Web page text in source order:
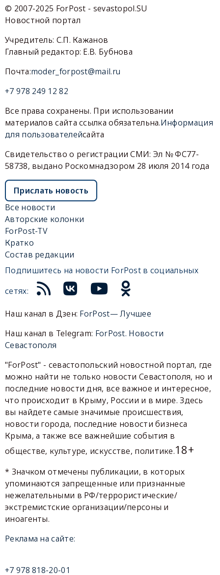
© 2007-2025 ForPost - sevastopol.SU
Новостной портал
Учредитель: С.П. Кажанов
Главный редактор: Е.В. Бубнова
Почта:moder_forpost@mail.ru
+7 978 249 12 82
Все права сохранены. При использовании
материалов сайта ссылка обязательна.Информация
для пользователейсайта
Свидетельство о регистрации СМИ: Эл № ФС77-
58738, выдано Роскомнадзором 28 июля 2014 года
Прислать новость
Все новости
Авторские колонки
ForPost-TV
Кратко
Состав редакции
Подпишитесь на новости ForPost в социальных
сетях:
Наш канал в Дзен: ForPost— Лучшее
Наш канал в Telegram: ForPost. Новости
Севастополя
"ForPost" - севастопольский новостной портал, где
можно найти не только новости Севастополя, но и
последние новости дня, все важное и интересное,
что происходит в Крыму, России и в мире. Здесь
вы найдете самые значимые происшествия,
новости города, последние новости бизнеса
Крыма, а также все важнейшие события в
обществе, культуре, искусстве, политике.18+
* Значком отмечены публикации, в которых
упоминаются запрещенные или признанные
нежелательными в РФ/террористические/
экстремистские организации/персоны и
иноагенты.
Реклама на сайте:
+7 978 818-20-01